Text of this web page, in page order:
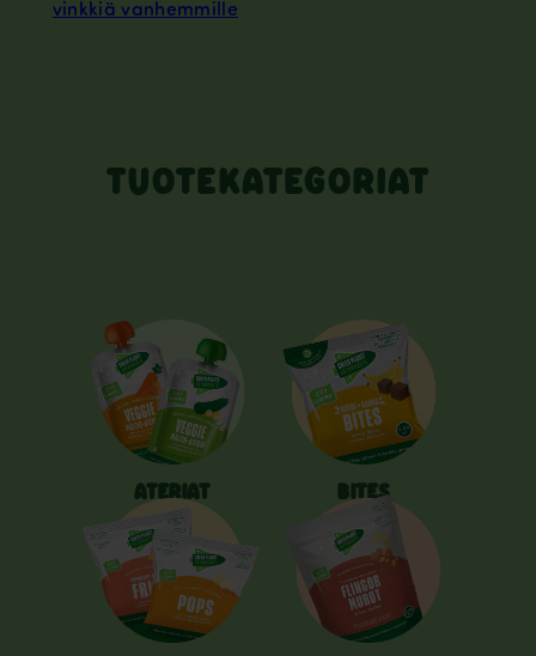
vinkkiä vanhemmille
TUOTEKATEGORIAT
ATERIAT BITES